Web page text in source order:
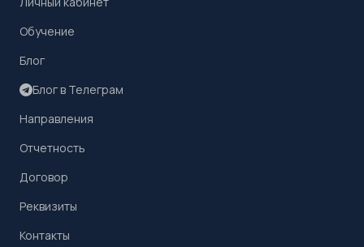
Обучение
Блог
Блог в Телеграм
Направления
Отчетность
Договор
Реквизиты
Контакты